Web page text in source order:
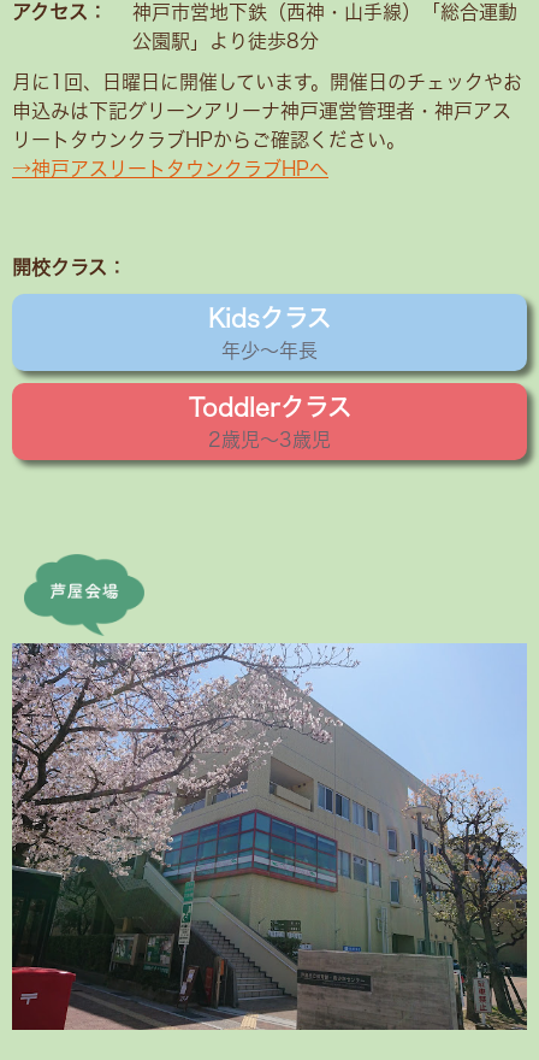
アクセス：
神戸市営地下鉄（西神・山手線）「総合運動
公園駅」より徒歩8分
月に1回、日曜日に開催しています。開催日のチェックやお
申込みは下記グリーンアリーナ神戸運営管理者・神戸アス
リートタウンクラブHPからご確認ください。
→神戸アスリートタウンクラブHPへ
開校クラス：
Kidsクラス
年少〜年長
Toddlerクラス
2歳児〜3歳児